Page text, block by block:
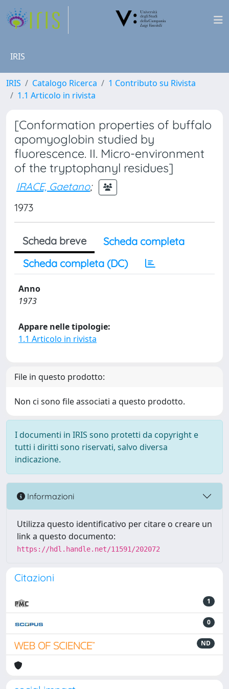
IRIS
IRIS Catalogo Ricerca
1 Contributo su Rivista
1.1 Articolo in rivista
[Conformation properties of buffalo
apomyoglobin studied by
fluorescence. II. Micro-environment
of the tryptophanyl residues]
IRACE, Gaetano;
1973
Scheda breve
Scheda completa
Scheda completa (DC)
Anno
1973
Appare nelle tipologie:
1.1 Articolo in rivista
File in questo prodotto:
Non ci sono file associati a questo prodotto.
I documenti in IRIS sono protetti da copyright e
tutti i diritti sono riservati, salvo diversa
indicazione.
Informazioni
Utilizza questo identificativo per citare o creare un
link a questo documento:
https://hdl.handle.net/11591/202072
Citazioni
1
0
ND